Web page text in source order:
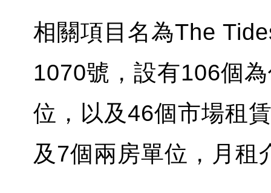
相關項目名為The
1070號，設有106個
位，以及46個市場租
及7個兩房單位，月租